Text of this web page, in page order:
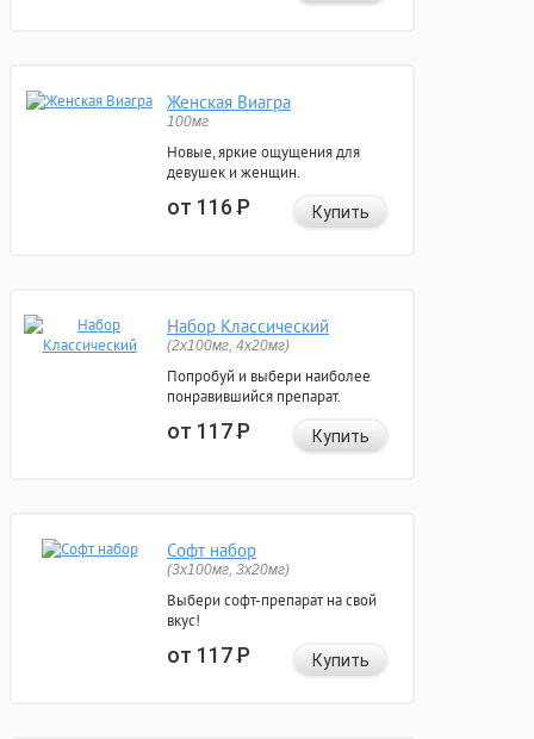
Женская Виагра
100мг
Новые, яркие ощущения для
девушек и женщин.
от 116Р Купить
Набор Классический
(2x100мг, 4x20мг)
Попробуй и выбери наиболее
понравившийся препарат.
от 117Р Купить
Софт набор
(3x100мг, 3x20мг)
Выбери софт-препарат на свой
вкус!
от 117Р Купить